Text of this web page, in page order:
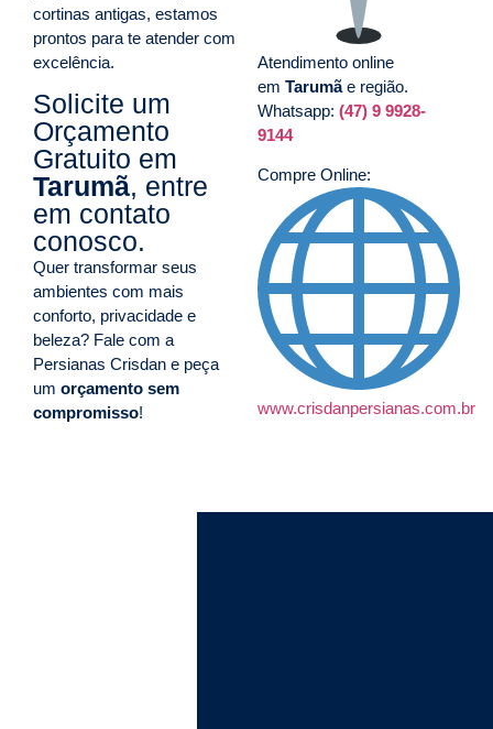
cortinas antigas, estamos
prontos para te atender com
excelência.
Solicite um
Orçamento
Gratuito em
Tarumã, entre
em contato
conosco.
Quer transformar seus
ambientes com mais
conforto, privacidade e
beleza? Fale com a
Persianas Crisdan e peça
um orçamento sem
compromisso!
Atendimento online
em Tarumãe região.
Whatsapp: (47) 9 9928-
9144
Compre Online:
www.crisdanpersianas.com.br